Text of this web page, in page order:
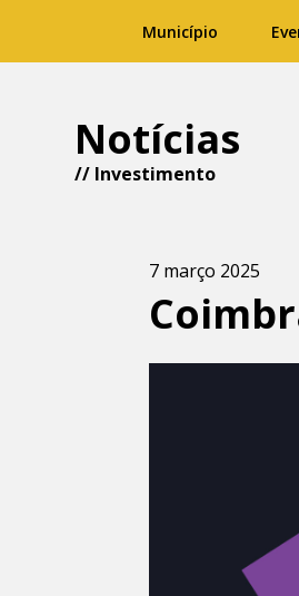
Município
Notícias
// Investimento
7 março 2025